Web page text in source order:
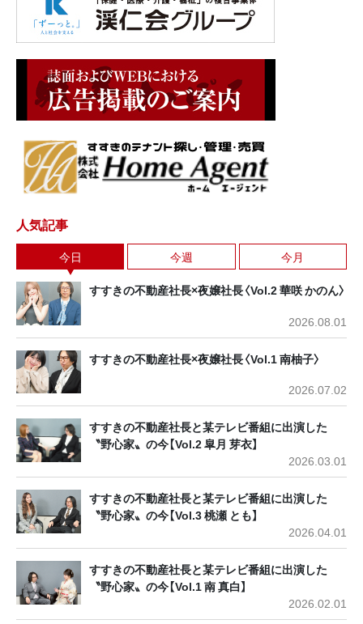
人気記事
今日 今週 今月
すすきの不動産社長×夜嬢社長〈Vol.2 華咲 かのん〉
2026.08.01
すすきの不動産社長×夜嬢社長〈Vol.1 南柚子〉
2026.07.02
すすきの不動産社長と某テレビ番組に出演した
〝野心家〟の今【Vol.2 皐月 芽衣】
2026.03.01
すすきの不動産社長と某テレビ番組に出演した
〝野心家〟の今【Vol.3 桃瀬 とも】
2026.04.01
すすきの不動産社長と某テレビ番組に出演した
〝野心家〟の今【Vol.1 南 真白】
2026.02.01